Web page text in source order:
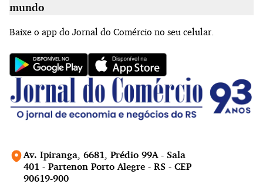
Av. Ipiranga, 6681, Prédio 99A - Sala
401 - Partenon Porto Alegre - RS - CEP
90619-900
mundo
Baixe o app do Jornal do Comércio no seu celular.